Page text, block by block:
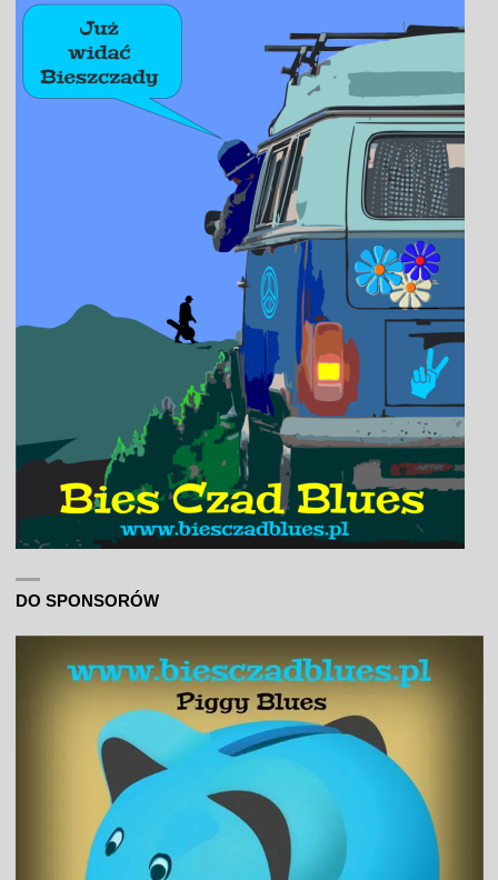
DO SPONSORÓW